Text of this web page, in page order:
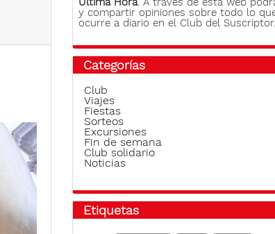
y compartir opiniones sobre todo lo
ocurre a diario en el Club del Suscriptor.
Categorías
Club
Viajes
Fiestas
Sorteos
Excursiones
Fin de semana
Club solidario
Noticias
Etiquetas